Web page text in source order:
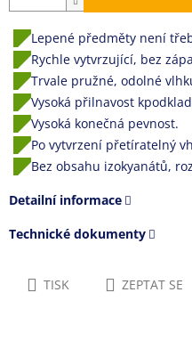
Lepené předměty není
Rychle vytvrzující, bez
Trvale pružné, odolné
Vysoká přilnavost
Vysoká konečná pevnost.
Po vytvrzení přetíratelný
Bez obsahu izokyanátů,
Detailní informace
Technické dokumenty
TISK ZEPTAT SE